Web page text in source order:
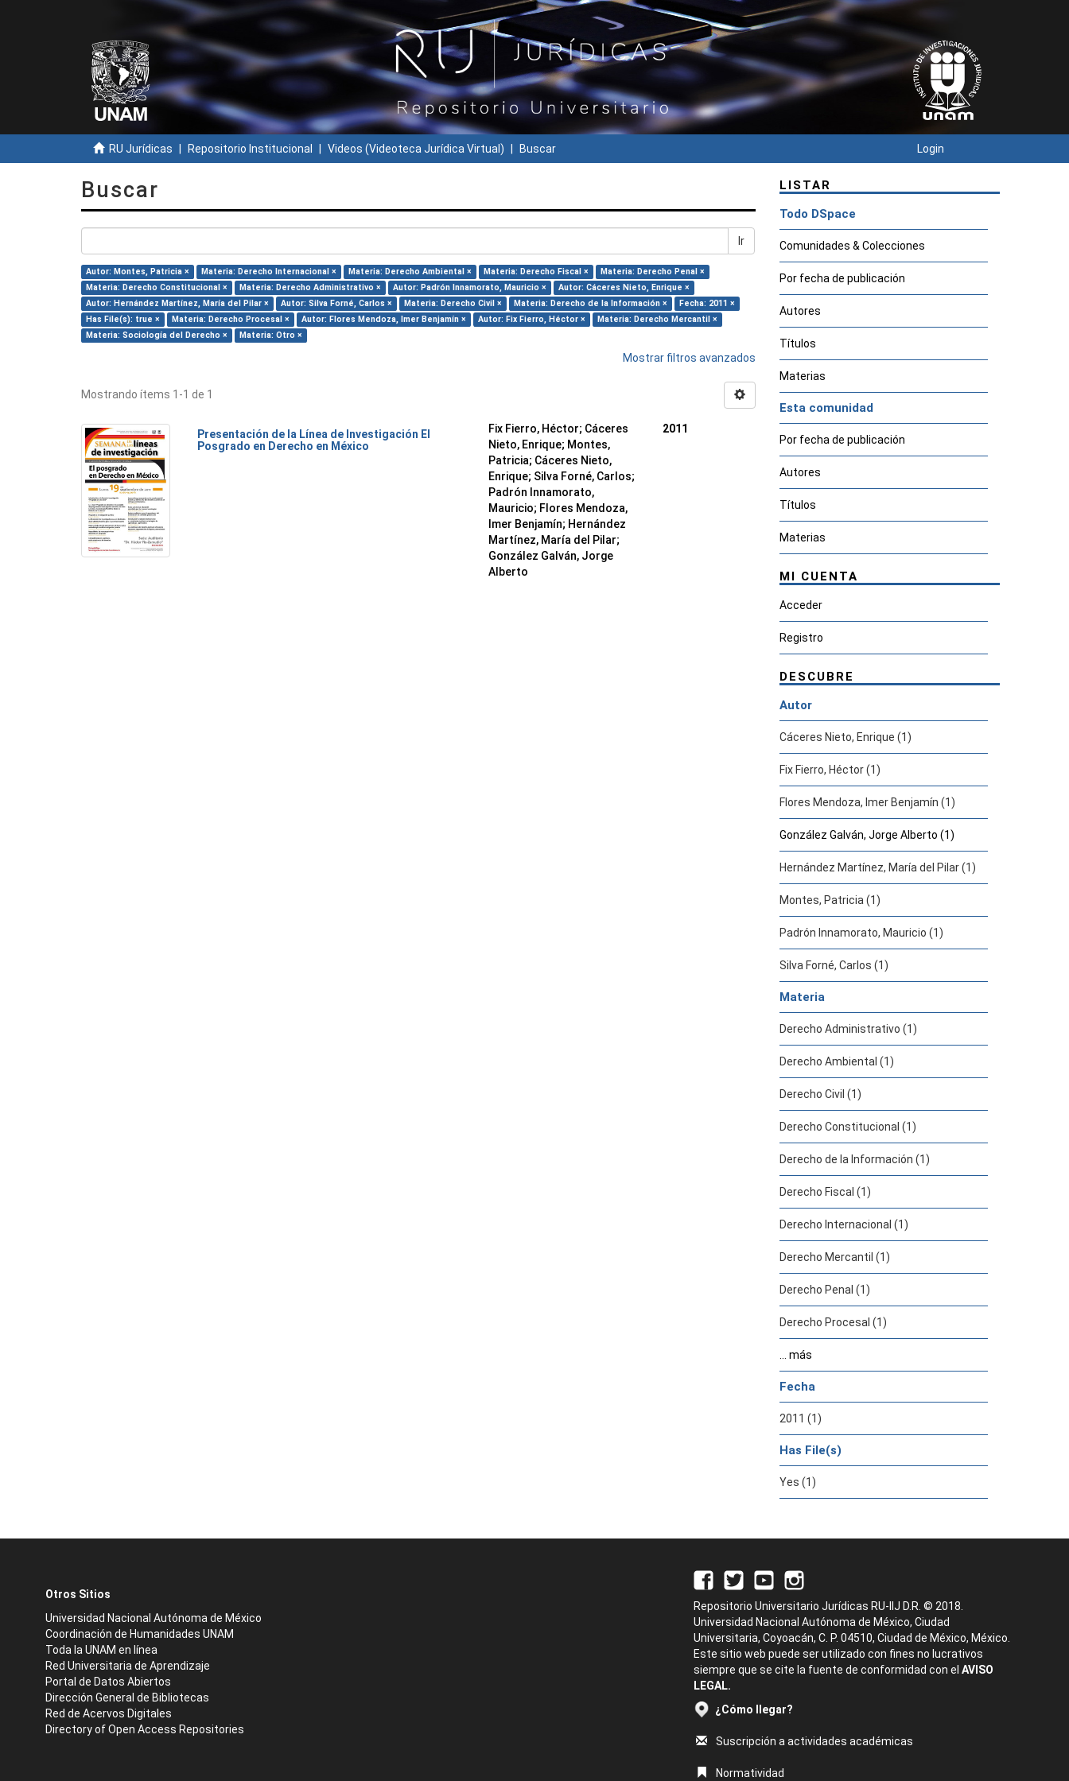
RU Jurídicas Repositorio Institucional Videos (Videoteca Jurídica Virtual) Buscar Login
Buscar
Ir
Autor: Montes, Patricia × Materia: Derecho Internacional × Materia: Derecho Ambiental × Materia: Derecho Fiscal ×
Materia: Derecho Penal ×
Materia: Derecho Constitucional ×
Materia: Derecho Administrativo × Autor: Padrón Innamorato, Mauricio ×
Autor: Cáceres Nieto, Enrique ×
Autor: Hernández Martínez, María del Pilar ×
Autor: Silva Forné, Carlos × Materia: Derecho Civil × Materia: Derecho de la Información ×
Fecha: 2011 ×
Has File(s): true ×
Materia: Derecho Procesal × Autor: Flores Mendoza, Imer Benjamín × Autor: Fix Fierro, Héctor ×
Materia: Derecho Mercantil ×
Materia: Sociología del Derecho ×
Materia: Otro ×
Mostrar filtros avanzados
Mostrando ítems 1-1 de 1
Presentación de la Línea de Investigación El
Posgrado en Derecho en México
Fix Fierro, Héctor; Cáceres
Nieto, Enrique; Montes,
Patricia; Cáceres Nieto,
Enrique; Silva Forné, Carlos;
Padrón Innamorato,
Mauricio; Flores Mendoza,
Imer Benjamín; Hernández
Martínez, María del Pilar;
González Galván, Jorge
Alberto
2011
LISTAR
Todo DSpace
Comunidades & Colecciones
Por fecha de publicación
Autores
Títulos
Materias
Esta comunidad
Por fecha de publicación
Autores
Títulos
Materias
MI CUENTA
Acceder
Registro
DESCUBRE
Autor
Cáceres Nieto, Enrique (1)
Fix Fierro, Héctor (1)
Flores Mendoza, Imer Benjamín (1)
González Galván, Jorge Alberto (1)
Hernández Martínez, María del Pilar (1)
Montes, Patricia (1)
Padrón Innamorato, Mauricio (1)
Silva Forné, Carlos (1)
Materia
Derecho Administrativo (1)
Derecho Ambiental (1)
Derecho Civil (1)
Derecho Constitucional (1)
Derecho de la Información (1)
Derecho Fiscal (1)
Derecho Internacional (1)
Derecho Mercantil (1)
Derecho Penal (1)
Derecho Procesal (1)
... más
Fecha
2011 (1)
Has File(s)
Yes (1)
Otros Sitios
Universidad Nacional Autónoma de México
Coordinación de Humanidades UNAM
Toda la UNAM en línea
Red Universitaria de Aprendizaje
Portal de Datos Abiertos
Dirección General de Bibliotecas
Red de Acervos Digitales
Directory of Open Access Repositories
Repositorio Universitario Jurídicas RU-IIJ D.R. © 2018.
Universidad Nacional Autónoma de México, Ciudad
Universitaria, Coyoacán, C. P. 04510, Ciudad de México, México.
Este sitio web puede ser utilizado con fines no lucrativos
siempre que se cite la fuente de conformidad con el AVISO
LEGAL.
¿Cómo llegar?
Suscripción a actividades académicas
Normatividad